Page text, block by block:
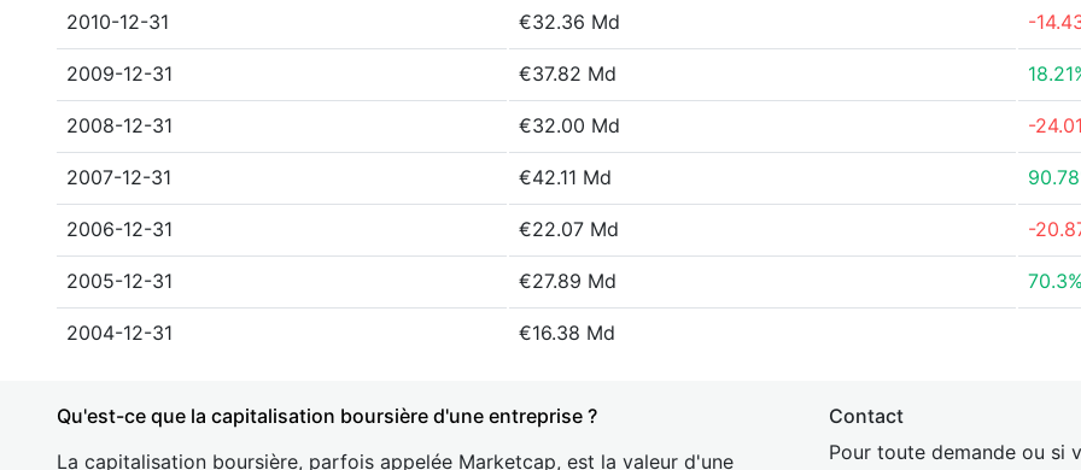
2010-12-31 €32.36 Md -
2009-12-31 €37.82 Md
2008-12-31 €32.00 Md -
2007-12-31 €42.11 Md
2006-12-31 €22.07 Md -
2005-12-31 €27.89 Md 70.3%
2004-12-31 €16.38 Md
Qu'est-ce que la capitalisation boursière d'une entreprise ?
La capitalisation boursière, parfois appelée Marketcap, est la valeur d'une
Contact
Pour toute demande ou si